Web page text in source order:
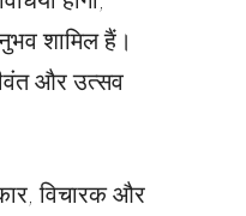
शामिल हैं।
और उत्सव
विचारक और